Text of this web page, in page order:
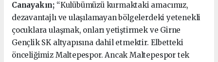
Canayakın; “Kulübümüzü kurmaktaki amacımız,
dezavantajlı ve ulaşılamayan bölgelerdeki yetenekli
çocuklara ulaşmak, onları yetiştirmek ve Girne
Gençlik SK altyapısına dahil etmektir. Elbetteki
önceliğimiz Maltepespor. Ancak Maltepespor tek